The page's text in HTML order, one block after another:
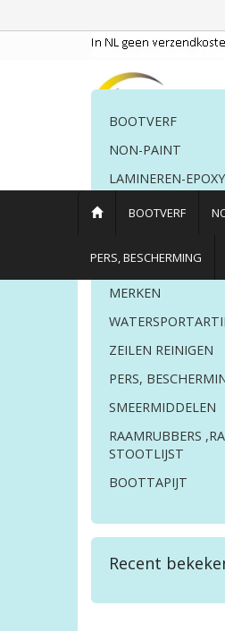
BOOTVERF
PERS, BESCHERMING
BOOTVERF
NON-PAINT
LAMINEREN-EPOXY
POETSMIDDELEN
LIJM EN KIT
MERKEN
ZEILEN REINIGEN
PERS,
SMEERMIDDELEN
RAAMRUBBERS
STOOTLIJST
BOOTTAPIJT
Recent